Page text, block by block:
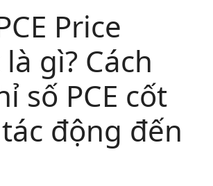
Price
gì? Cách
số PCE cốt
động đến